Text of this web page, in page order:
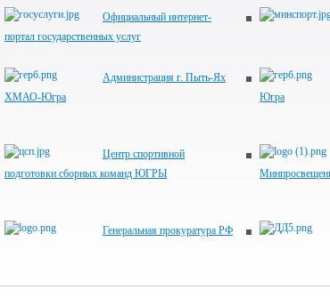
Официальный интернет-
портал государственных услуг
Администрация г. Пыть-Ях
ХМАО-Югра
Югра
Центр спортивной
подготовки сборных команд ЮГРЫ
Генеральная прокуратура РФ